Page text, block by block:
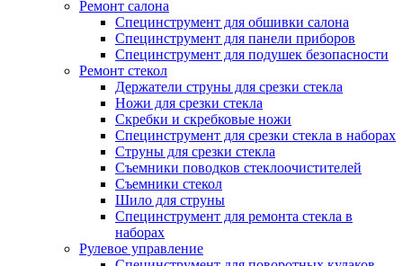
Ремонт салона
Специнструмент для обшивки салона
Специнструмент для панели приборов
Специнструмент для подушек безопасности
Ремонт стекол
Держатели струны для срезки стекла
Ножи для срезки стекла
Скребки и скребковые ножи
Специнструмент для срезки стекла в наборах
Струны для срезки стекла
Съемники поводков стеклоочистителей
Съемники стекол
Шило для струны
Специнструмент для ремонта стекла в
наборах
Рулевое управление